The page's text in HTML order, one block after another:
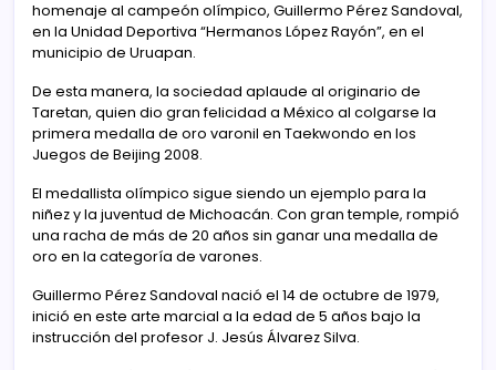
homenaje al campeón olímpico, Guillermo Pérez Sandoval,
en la Unidad Deportiva “Hermanos López Rayón”, en el
municipio de Uruapan.
De esta manera, la sociedad aplaude al originario de
Taretan, quien dio gran felicidad a México al colgarse la
primera medalla de oro varonil en Taekwondo en los
Juegos de Beijing 2008.
El medallista olímpico sigue siendo un ejemplo para la
niñez y la juventud de Michoacán. Con gran temple, rompió
una racha de más de 20 años sin ganar una medalla de
oro en la categoría de varones.
Guillermo Pérez Sandoval nació el 14 de octubre de 1979,
inició en este arte marcial a la edad de 5 años bajo la
instrucción del profesor J. Jesús Álvarez Silva.